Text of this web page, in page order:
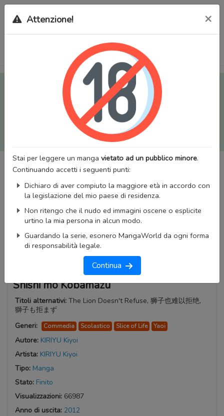
Tutti i Doujinshi e Manga per adulti (+18) sono stati trasferiti
sul nostro nuovo sito (
mangaworldadult.net
); invece, per i
Manga classici, puoi utilizzare
MangaWorld
Potrai effettuare illogincon il tuo account di MangaWorld
tutti i dati sono condivisi tra i due siti,
perderai alcun dato, inclusi bookmarks e premium
Attenzione! ×
Stai per leggere un manga vietato ad un pubblico minore.
Continuando accetti i seguenti punti:
Dichiaro di aver compiuto la maggiore età in accordo con
la legislazione del mio paese di residenza.
Non ritengo che il nudo ed immagini oscene o esplicite
urtino la mia persona in alcun modo.
Guardando la serie, esonero MangaWorld da ogni forma
di responsabilità legale.
Continua
Shishi mo Kobamazu
Titoli alternativi: The Lion Doesn't Refuse, 狮子也难以拒绝,
獅子も拒まず
Generi:
Commedia Scolastico Slice of Life Yaoi
Autore: KIRIYU Kiyoi
Artista: KIRIYU Kiyoi
Tipo: Manga
Stato: Finito
Visualizzazioni: 66987
Anno di uscita: 2012